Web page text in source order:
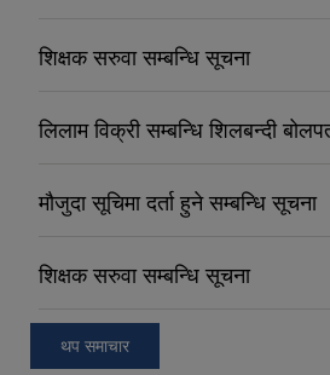
शिक्षक सरुवा सम्बन्धि सूचना
लिलाम विक्री सम्बन्धि शिलबन्दी
मौजुदा सूचिमा दर्ता हुने सम्बन्धि सूचना
शिक्षक सरुवा सम्बन्धि सूचना
थप समाचार